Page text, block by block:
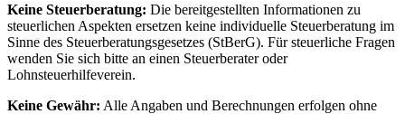
Keine Steuerberatung: Die bereitgestellten Informationen zu
steuerlichen Aspekten ersetzen keine individuelle Steuerberatung im
Sinne des Steuerberatungsgesetzes (StBerG). Für steuerliche Fragen
wenden Sie sich bitte an einen Steuerberater oder
Lohnsteuerhilfeverein.
Keine Gewähr: Alle Angaben und Berechnungen erfolgen ohne